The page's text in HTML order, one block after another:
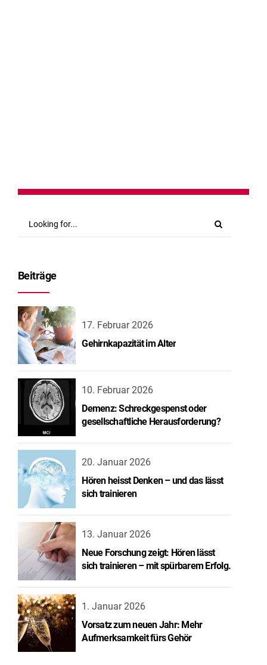
Beiträge
17. Februar 2026
Gehirnkapazität im Alter
10. Februar 2026
Demenz: Schreckgespenst oder
gesellschaftliche Herausforderung?
20. Januar 2026
Hören heisst Denken – und das lässt
sich trainieren
13. Januar 2026
Neue Forschung zeigt: Hören lässt
sich trainieren – mit spürbarem Erfolg.
1. Januar 2026
Vorsatz zum neuen Jahr: Mehr
Aufmerksamkeit fürs Gehör